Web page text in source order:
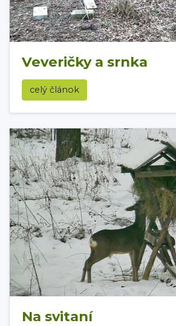
Veveričky a srnka
celý článok
Na svitaní